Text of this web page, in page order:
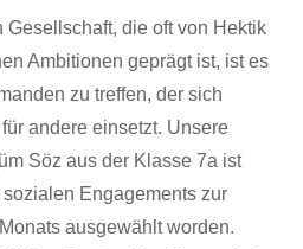
Gesellschaft, die oft von Hektik
Ambitionen geprägt ist, ist es
zu treffen, der sich
andere einsetzt. Unsere
Söz aus der Klasse 7a ist
Engagements zur
ausgewählt worden.